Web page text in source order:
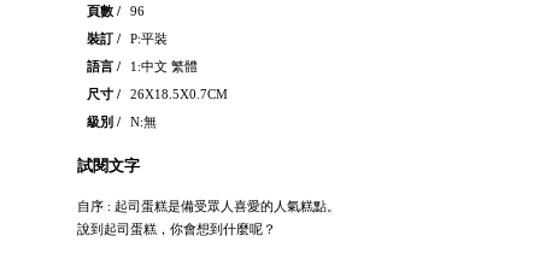
頁數 /
96
裝訂 /
P:平裝
語言 /
1:中文 繁體
尺寸 /
26X18.5X0.7CM
級別 /
N:無
試閱文字
自序 : 起司蛋糕是備受眾人喜愛的人氣糕點。
說到起司蛋糕，你會想到什麼呢？